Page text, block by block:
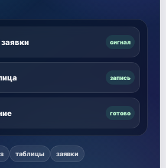
сигнал
запись
готово
таблицы заявки